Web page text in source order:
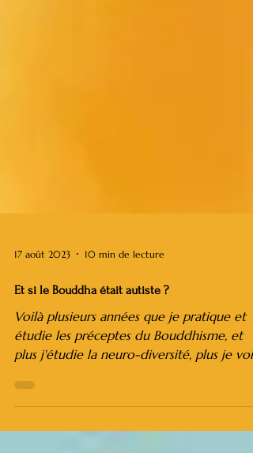
17 août 2023 10 min de lecture
Et si le Bouddha était autiste ?
Voilà plusieurs années que je pratique et
étudie les préceptes du Bouddhisme, et
plus j'étudie la neuro-diversité, plus je vois